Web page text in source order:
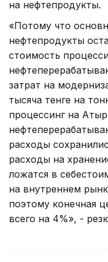
на нефтепродукты.
«Потому что
нефтепродукты
стоимость
затрат на
тысяча тенге на
процессинг на
расходы
расходы на
ложатся в
на внутреннем
поэтому конечная
всего на 4%», -